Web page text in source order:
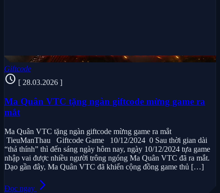
Giftcode
schedule [ 28.03.2026 ]
Ma Quân VTC tặng ngàn giftcode mừng game ra
mắt
Ma Quân VTC tặng ngàn giftcode mừng game ra mắt
TieuManThau Giftcode Game 10/12/2024 0 Sau thời gian dài
“thả thính” thì đến sáng ngày hôm nay, ngày 10/12/2024 tựa game
nhập vai được nhiều người trông ngóng Ma Quân VTC đã ra mắt.
Dạo gần đây, Ma Quân VTC đã khiến cộng đồng game thủ […]
Đọc ngay arrow_forward_ios